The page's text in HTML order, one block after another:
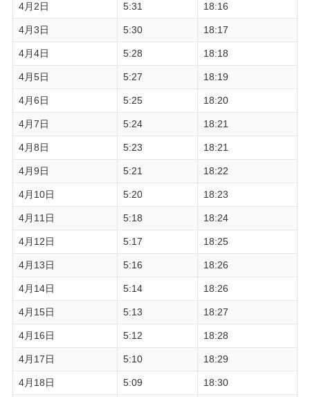
4月2日 5:31 18:16
4月3日 5:30 18:17
4月4日 5:28 18:18
4月5日 5:27 18:19
4月6日 5:25 18:20
4月7日 5:24 18:21
4月8日 5:23 18:21
4月9日 5:21 18:22
4月10日 5:20 18:23
4月11日 5:18 18:24
4月12日 5:17 18:25
4月13日 5:16 18:26
4月14日 5:14 18:26
4月15日 5:13 18:27
4月16日 5:12 18:28
4月17日 5:10 18:29
4月18日 5:09 18:30